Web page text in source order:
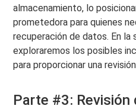
almacenamiento, lo
prometedora para quienes
recuperación de datos. En la
exploraremos los posibles
para proporcionar una
Parte #3: Revisión